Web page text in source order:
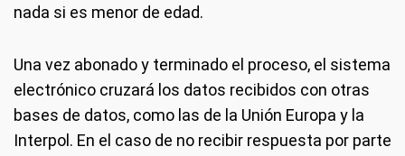
nada si es menor de edad.
Una vez abonado y terminado el proceso, el sistema
electrónico cruzará los datos recibidos con otras
bases de datos, como las de la Unión Europa y la
Interpol. En el caso de no recibir respuesta por parte